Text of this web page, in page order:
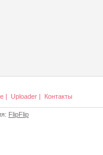
| Uploader | Контакты
FlipFlip